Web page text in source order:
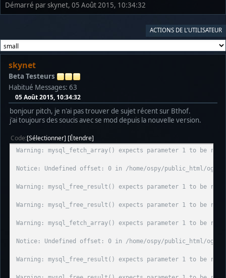
Démarré par skynet, 05 Août 2015, 10:34:32
ACTIONS DE L'UTILISATEUR
skynet
Beta Testeurs
Habitué Messages: 63
05 Août 2015, 10:34:32
bonjour pitch, je n'ai pas trouver de sujet récent sur Bthof.
j'ai toujours des soucis avec se mod depuis la nouvelle version.
Code Sélectionner Étendre
Warning: mysql_fetch_array() expects parameter 1 to be
Notice: Undefined offset: 0 in /home/ospy/public_html/
Warning: mysql_free_result() expects parameter 1 to be
Warning: mysql_free_result() expects parameter 1 to be
Warning: mysql_fetch_array() expects parameter 1 to be
Notice: Undefined offset: 0 in /home/ospy/public_html/
Warning: mysql_free_result() expects parameter 1 to be